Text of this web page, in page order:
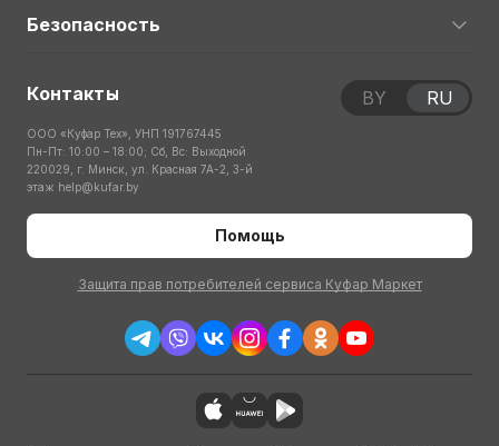
Безопасность
Контакты
ООО «Куфар Тех», УНП 191767445
Пн-Пт: 10:00 – 18:00; Сб, Вс: Выходной
220029, г. Минск, ул. Красная 7А-2, 3-й
этаж help@kufar.by
Помощь
Защита прав потребителей сервиса Куфар Маркет
BY RU